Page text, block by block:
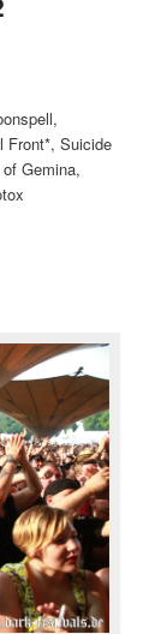
Front*, Suicide
Gemina,